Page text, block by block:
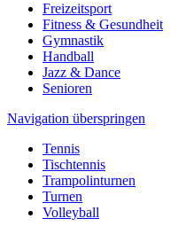
Freizeitsport
Fitness & Gesundheit
Gymnastik
Handball
Jazz & Dance
Senioren
Navigation überspringen
Tennis
Tischtennis
Trampolinturnen
Turnen
Volleyball